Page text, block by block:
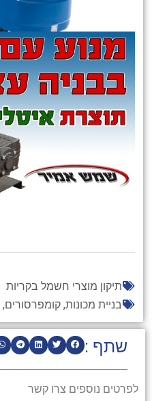
שתף :
לפרטים נוספים צרו קשר
תיקון מוצרי חשמל בקריות
בניית מכונות, קומפרסורים,